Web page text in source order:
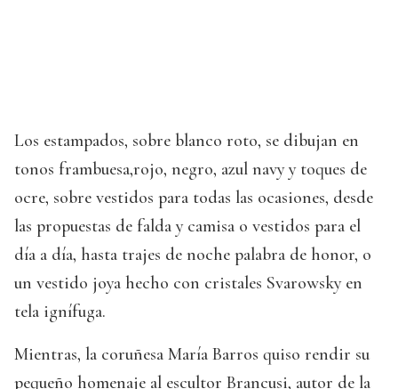
Los estampados, sobre blanco roto, se dibujan en
tonos frambuesa,rojo, negro, azul navy y toques de
ocre, sobre vestidos para todas las ocasiones, desde
las propuestas de falda y camisa o vestidos para el
día a día, hasta trajes de noche palabra de honor, o
un vestido joya hecho con cristales Svarowsky en
tela ignífuga.
Mientras, la coruñesa María Barros quiso rendir su
pequeño homenaje al escultor Brancusi, autor de la